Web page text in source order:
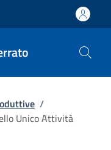
/
Unico Attività